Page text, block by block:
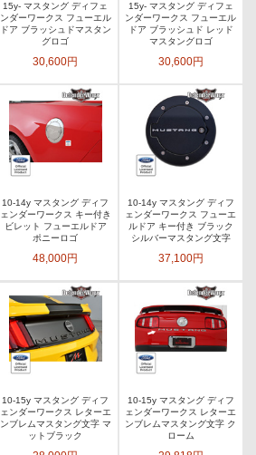
15y- マスタング ディフェ
ンダーワークス フューエル
ドア ブラッシュドマスタン
グロゴ
30,600円
15y- マスタング ディフェ
ンダーワークス フューエル
ドア ブラッシュド レッド
マスタングロゴ
30,600円
10-14y マスタング ディフ
ェンダーワークス キー付き
ビレット フューエルドア
ポニーロゴ
48,000円
10-14y マスタング ディフ
ェンダーワークス フューエ
ルドア キー付き ブラック
シルバーマスタング文字
37,100円
10-15y マスタング ディフ
ェンダーワークス レターエ
ンブレムマスタング文字 マ
ットブラック
10-15y マスタング ディフ
ェンダーワークス レターエ
ンブレムマスタング文字 ク
ローム